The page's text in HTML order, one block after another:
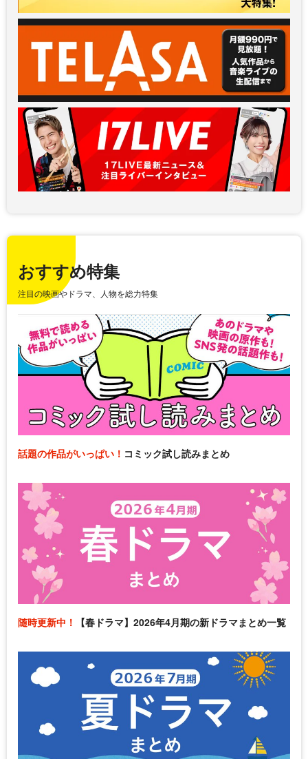
おすすめ特集
注目の映画やドラマ、人物を総力特集
話題の作品がいっぱい！ コミック試し読みまとめ
随時更新中！ 【春ドラマ】2026年4月期の新ドラマまとめ一覧